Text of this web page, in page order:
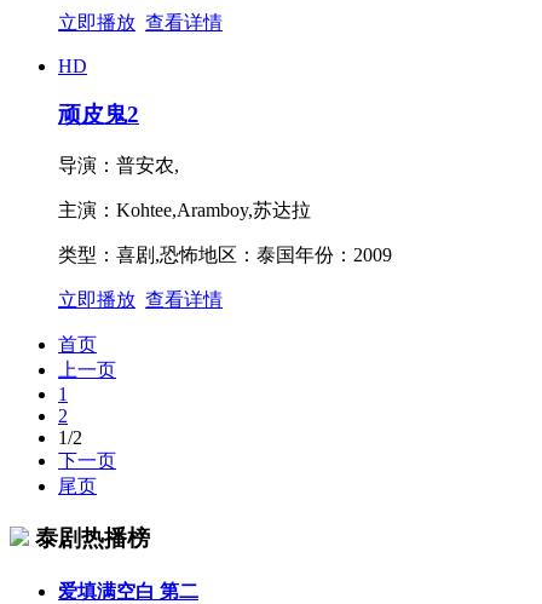
立即播放 查看详情
HD
顽皮鬼2
导演： 普安农,
主演： Kohtee,Aramboy,苏达拉
类型： 喜剧,恐怖地区： 泰国年份： 2009
立即播放 查看详情
首页
上一页
1
2
1/2
下一页
尾页
泰剧热播榜
爱填满空白 第二